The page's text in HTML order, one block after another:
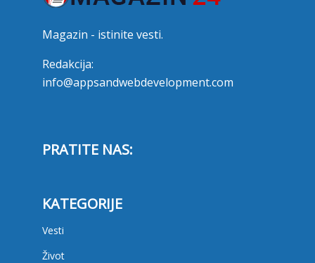
Magazin - istinite vesti.
Redakcija:
info@appsandwebdevelopment.com
PRATITE NAS:
KATEGORIJE
Vesti
Život